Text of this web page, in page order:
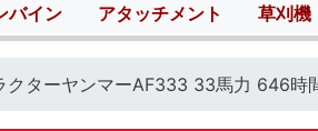
バイン アタッチメント 草刈機
クターヤンマーAF333 33馬力 646時